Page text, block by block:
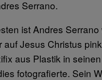
Serrano.
ist Andres Serrano
auf Jesus Christus
aus Plastik in
fotografierte. Sein